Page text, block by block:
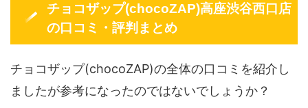
チョコザップ(chocoZAP)高座渋谷西口店
の口コミ・評判まとめ
チョコザップ(chocoZAP)の全体の口コミを紹介し
ましたが参考になったのではないでしょうか？